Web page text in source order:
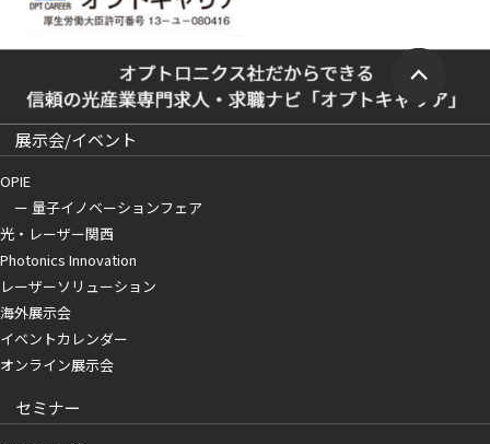
展示会/イベント
OPIE
ー 量子イノベーションフェア
光・レーザー関西
Photonics Innovation
レーザーソリューション
海外展示会
イベントカレンダー
オンライン展示会
セミナー